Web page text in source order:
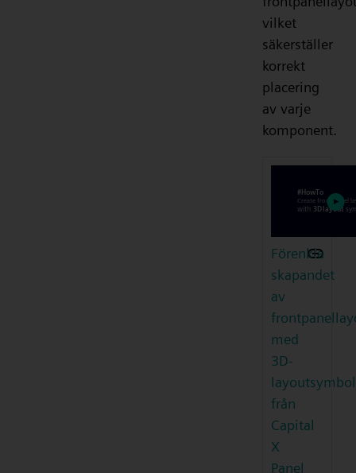
vilket
säkerställer
korrekt
placering
av varje
komponent.
Förenkla
skapandet
av
med
3D-
från
Capital
X
Panel